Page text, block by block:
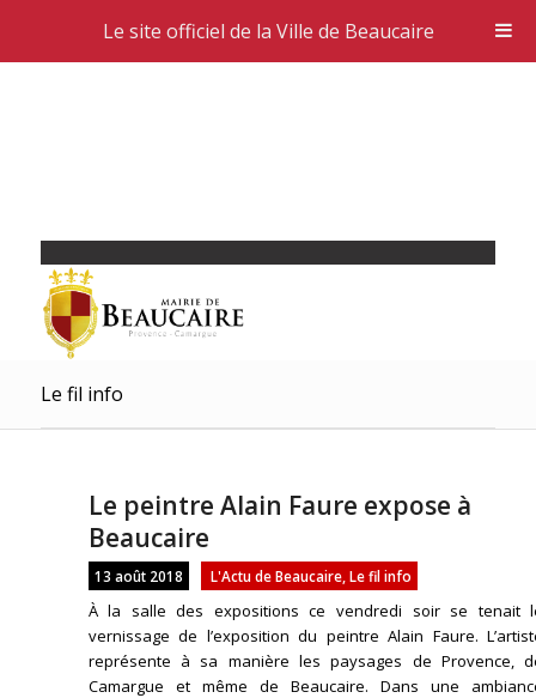
Le fil info
Le peintre Alain Faure expose à
Beaucaire
13 août 2018 L'Actu de Beaucaire, Le fil info
À la salle des expositions ce vendredi soir se tenait
vernissage de l’exposition du peintre Alain Faure.
représente à sa manière les paysages de Provence,
Camargue et même de Beaucaire. Dans une
Le site officiel de la Ville de Beaucaire